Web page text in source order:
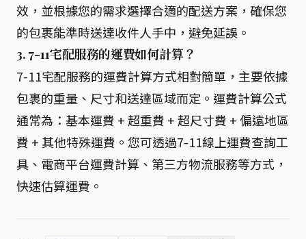
效，並根據您的需求選擇合適的配送方案，確保您
的包裹能準時送達收件人手中，避免延誤。
3. 7-11宅配服務的運費如何計算？
7-11宅配服務的運費計算方式相對簡單，主要依據
包裹的重量、尺寸和送達區域而定。運費計算公式
通常為：基本運費 + 超重費 + 超尺寸費 + 偏遠地區
費 + 其他特殊運費。您可透過7-11線上運費查詢工
具、電商平台運費計算、第三方物流服務等方式，
快速估算運費。